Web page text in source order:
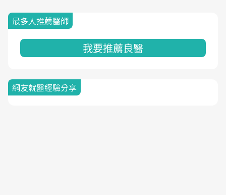
最多人推薦醫師
我要推薦良醫
網友就醫經驗分享